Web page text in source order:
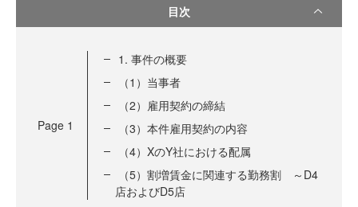
目次
Page 1
1. 事件の概要
（1）当事者
（2）雇用契約の締結
（3）本件雇用契約の内容
（4）XのY社における配属
（5）割増賃金に関連する勤務割 ～D4
店およびD5店